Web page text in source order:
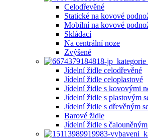
Celodřevěné
Statické na kovové
Mobilní na kovové
Skládací
Na centrální noze
Zvýšené
Jídelní židle celodřevěné
Jídelní židle celoplastové
Jídelní židle s kovovými
Jídelní židle s plastovým
Jídelní židle s dřevěným
Barové židle
Jídelní židle s